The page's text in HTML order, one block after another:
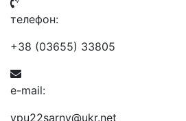
телефон:
+38 (03655) 33805
e-mail:
vpu22sarny@ukr.net